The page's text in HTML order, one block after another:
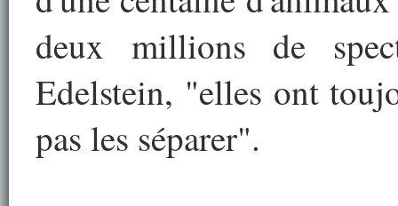
deux millions de
Edelstein, "elles ont
pas les séparer".